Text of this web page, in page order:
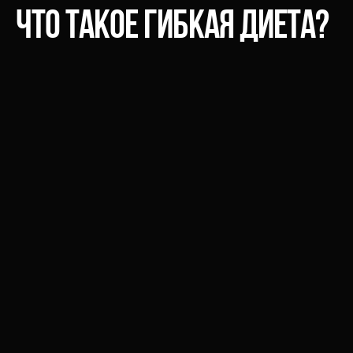
Что такое гибкая диета?